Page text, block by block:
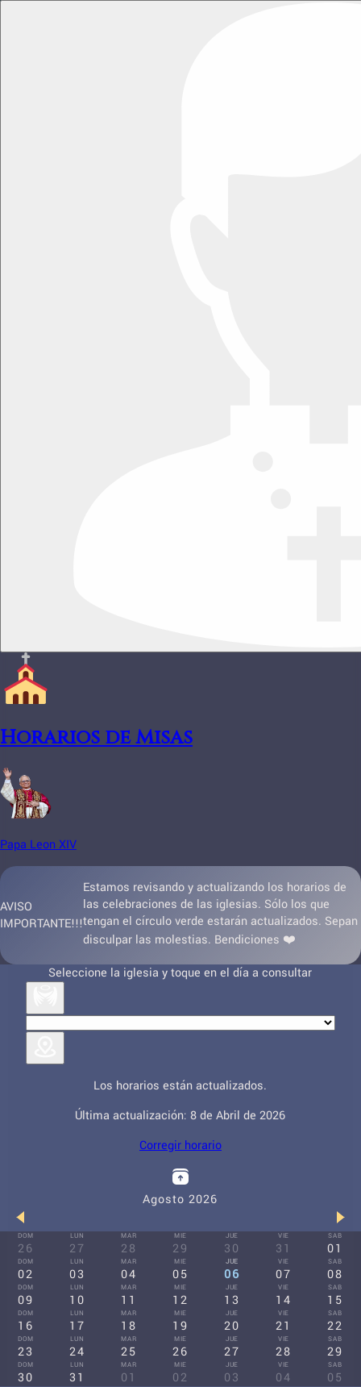
Horarios de Misas
Papa Leon XIV
AVISO
IMPORTANTE!!!
Estamos revisando y actualizando los horarios de
las celebraciones de las iglesias. Sólo los que
tengan el círculo verde estarán actualizados. Sepan
disculpar las molestias. Bendiciones ❤️
Seleccione la iglesia y toque en el día a consultar
Los horarios están actualizados.
Última actualización: 8 de Abril de 2026
Corregir horario
Agosto 2026
DOM
26
LUN
27
MAR
28
MIE
29
JUE
30
VIE
31
SAB
01
DOM
02
LUN
03
MAR
04
MIE
05
JUE
06
VIE
07
SAB
08
DOM
09
LUN
10
MAR
11
MIE
12
JUE
13
VIE
14
SAB
15
DOM
16
LUN
17
MAR
18
MIE
19
JUE
20
VIE
21
SAB
22
DOM
23
LUN
24
MAR
25
MIE
26
JUE
27
VIE
28
SAB
29
DOM
30
LUN
31
MAR
01
MIE
02
JUE
03
VIE
04
SAB
05